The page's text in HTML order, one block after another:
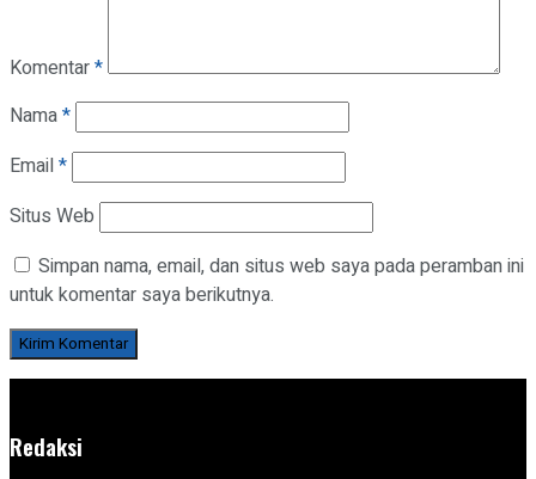
Komentar*
Nama*
Email*
Situs Web
Simpan nama, email, dan situs web saya pada peramban ini
untuk komentar saya berikutnya.
Redaksi